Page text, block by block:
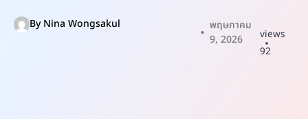
ByNina Wongsakul
พฤษภาคม
9, 2026
views
92